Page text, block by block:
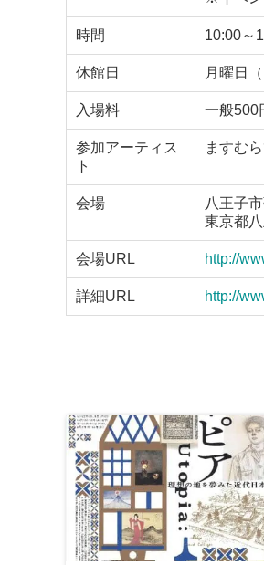
時間 10:00～
休館日 月曜日
入場料 一般500
参加アーティス
ト
ますむ
会場
八王子
東京都
会場URL http://
詳細URL http://